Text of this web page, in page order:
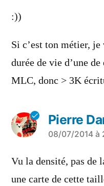
:))
Si c’est ton métier,
durée de vie d’une
MLC, donc > 3K
Pierre
a
dit :
08/07/2014 à
Vu la densité, pas de
une carte de cette